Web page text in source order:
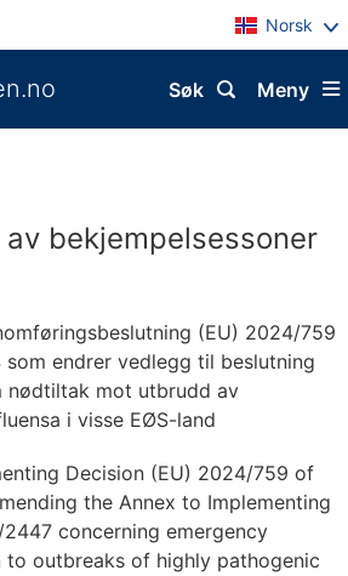
Norsk
Meny
Søk
bekjempelsessoner
(EU) 2024/759
endrer vedlegg til beslutning
nødtiltak mot utbrudd av
i visse EØS-land
Decision (EU) 2024/759 of
the Annex to Implementing
concerning emergency
to outbreaks of highly pathogenic